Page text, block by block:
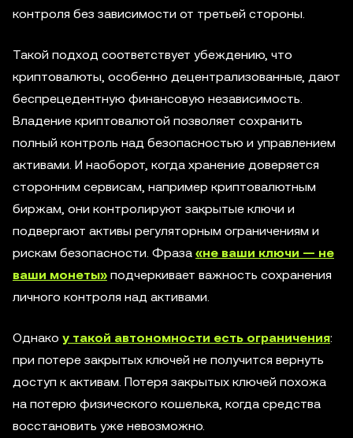
контроля без зависимости от третьей стороны.
Такой подход соответствует убеждению, что
криптовалюты, особенно децентрализованные, дают
беспрецедентную финансовую независимость.
Владение криптовалютой позволяет сохранить
полный контроль над безопасностью и управлением
активами. И наоборот, когда хранение доверяется
сторонним сервисам, например криптовалютным
биржам, они контролируют закрытые ключи и
подвергают активы регуляторным ограничениям и
рискам безопасности. Фраза «не ваши ключи — не
ваши монеты» подчеркивает важность сохранения
личного контроля над активами.
Однако у такой автономности есть ограничения:
при потере закрытых ключей не получится вернуть
доступ к активам. Потеря закрытых ключей похожа
на потерю физического кошелька, когда средства
восстановить уже невозможно.